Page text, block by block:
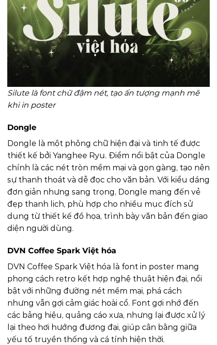
Silute là font chữ đậm nét, tạo ấn tượng mạnh mẽ
khi in poster
Dongle
Dongle là một phông chữ hiện đại và tinh tế được
thiết kế bởi Yanghee Ryu. Điểm nổi bật của Dongle
chính là các nét tròn mềm mại và gọn gàng, tạo nên
sự thanh thoát và dễ đọc cho văn bản. Với kiểu dáng
đơn giản nhưng sang trọng, Dongle mang đến vẻ
đẹp thanh lịch, phù hợp cho nhiều mục đích sử
dụng từ thiết kế đồ họa, trình bày văn bản đến giao
diện người dùng.
DVN Coffee Spark Việt hóa
DVN Coffee Spark Việt hóa là font in poster mang
phong cách retro kết hợp nghệ thuật hiện đại, nổi
bật với những đường nét mềm mại, phá cách
nhưng vẫn gợi cảm giác hoài cổ. Font gợi nhớ đến
các bảng hiệu, quảng cáo xưa, nhưng lại được xử lý
lại theo hơi hướng đương đại, giúp cân bằng giữa
yếu tố truyền thống và cá tính hiện thời.